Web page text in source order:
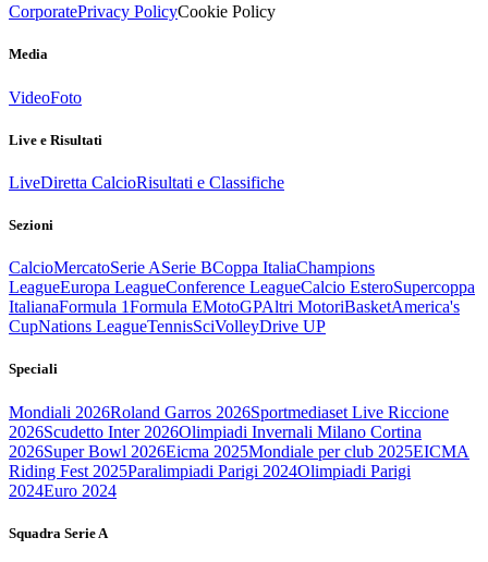
CorporatePrivacy PolicyCookie Policy
Media
VideoFoto
Live e Risultati
LiveDiretta CalcioRisultati e Classifiche
Sezioni
CalcioMercatoSerie ASerie BCoppa ItaliaChampions
LeagueEuropa LeagueConference LeagueCalcio EsteroSupercoppa
ItalianaFormula 1Formula EMotoGPAltri MotoriBasketAmerica's
CupNations LeagueTennisSciVolleyDrive UP
Speciali
Mondiali 2026Roland Garros 2026Sportmediaset Live Riccione
2026Scudetto Inter 2026Olimpiadi Invernali Milano Cortina
2026Super Bowl 2026Eicma 2025Mondiale per club 2025EICMA
Riding Fest 2025Paralimpiadi Parigi 2024Olimpiadi Parigi
2024Euro 2024
Squadra Serie A